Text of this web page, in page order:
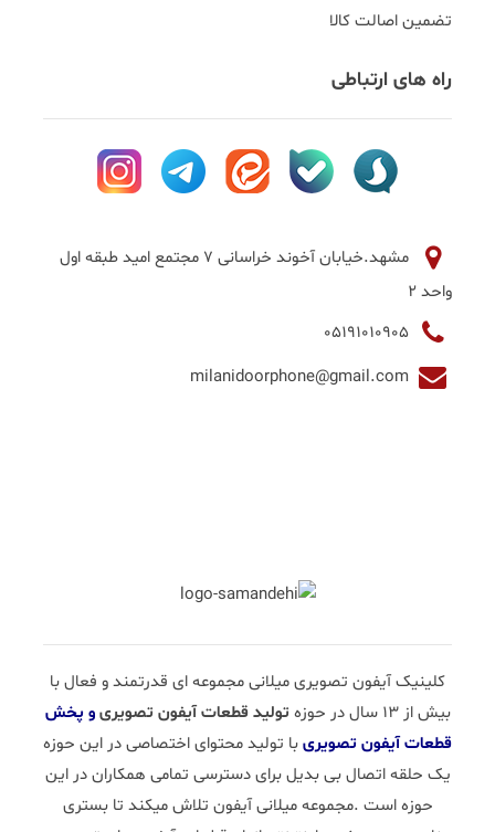
تضمین اصالت کالا
راه های ارتباطی
مشهد.خیابان آخوند خراسانی 7 مجتمع امید طبقه اول
واحد 2
کلینیک آیفون تصویری میلانی مجموعه ای قدرتمند و فعال با
بیش از 13 سال در حوزه
تولید قطعات آیفون تصویریو پخش
قطعات آیفون تصویریبا تولید محتوای اختصاصی در این حوزه
یک حلقه اتصال بی بدیل برای دسترسی تمامی همکاران در این
حوزه است .مجموعه میلانی آیفون تلاش میکند تا بستری